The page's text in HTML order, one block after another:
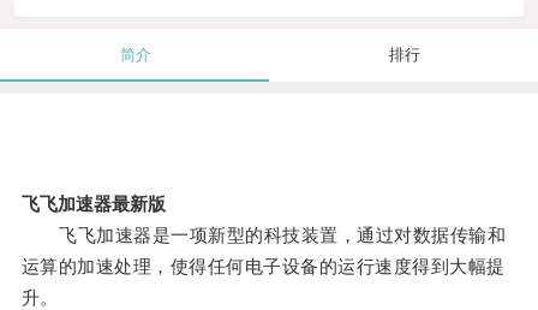
简介 排行
飞飞加速器最新版
飞飞加速器是一项新型的科技装置，通过对数据传输和
运算的加速处理，使得任何电子设备的运行速度得到大幅提
升。